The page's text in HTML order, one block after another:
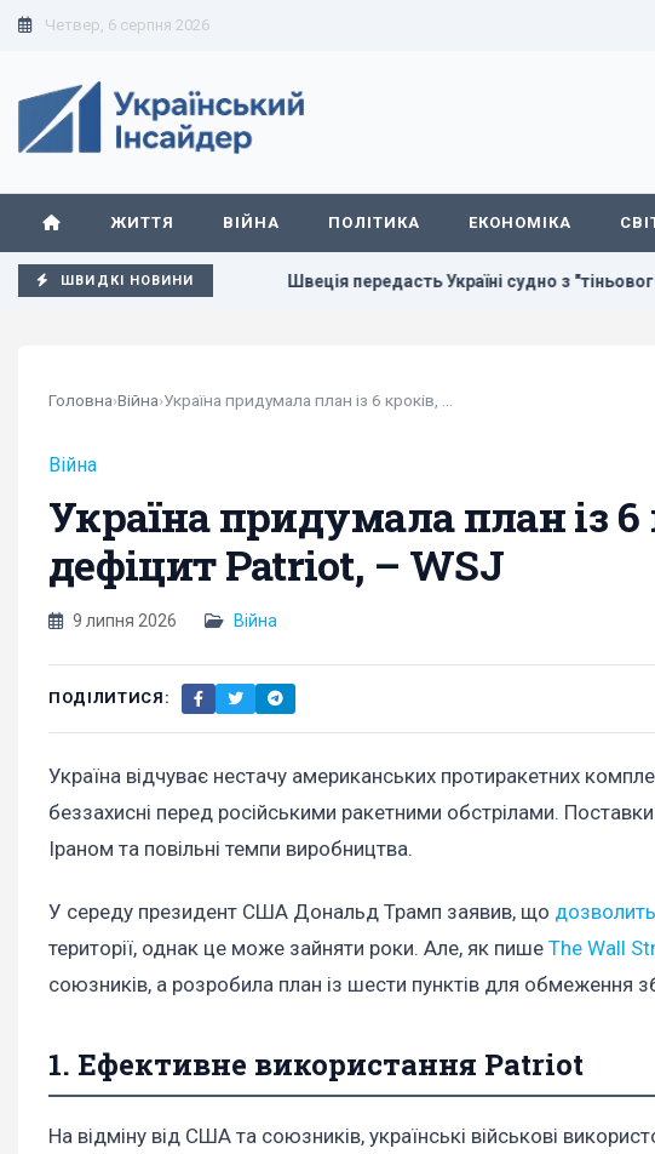
Четвер, 6 серпня 2026
ЖИТТЯ ВІЙНА ПОЛІТИКА ЕКОНОМІКА
ШВИДКІ НОВИНИ
він прагне Швеція передасть Україні судно з "тіньового флоту"
Головна›Війна›
Війна
Україна придумала план із
дефіцит Patriot, – WSJ
9 липня 2026 Війна
ПОДІЛИТИСЯ:
Україна відчуває нестачу американських протиракетних
беззахисні перед російськими ракетними обстрілами.
Іраном та повільні темпи виробництва.
У середу президент США Дональд Трамп заявив, що
території, однак це може зайняти роки. Але, як пише The Wall
союзників, а розробила план із шести пунктів для обмеження
1. Ефективне використання Patriot
На відміну від США та союзників, українські військові